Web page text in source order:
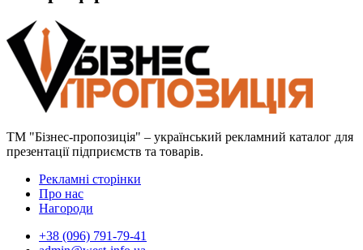
ТМ "Бізнес-пропозиція" – український рекламний каталог для
презентації підприємств та товарів.
Рекламні сторінки
Про нас
Нагороди
+38 (096) 791-79-41